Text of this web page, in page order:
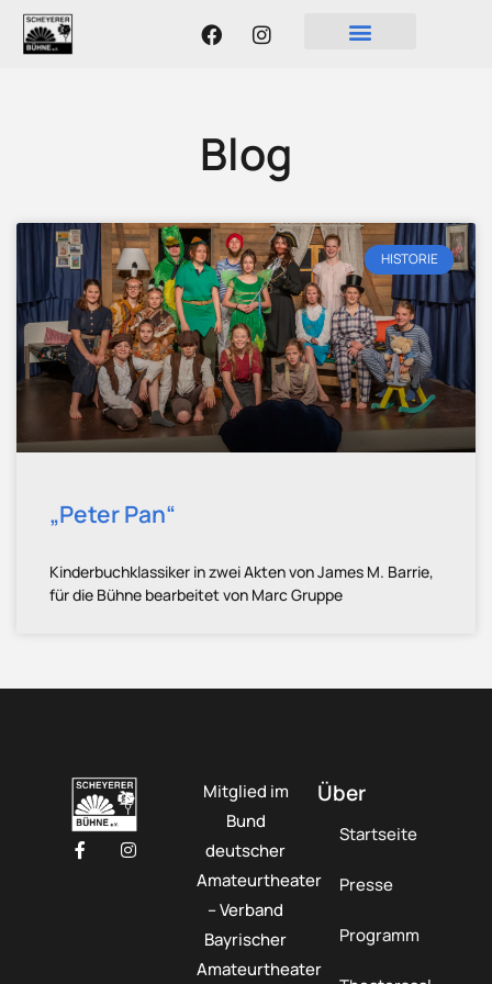
Blog
HISTORIE
„Peter Pan“
Kinderbuchklassiker in zwei Akten von James M. Barrie,
für die Bühne bearbeitet von Marc Gruppe
Mitglied im
Bund
deutscher
Amateurtheater
– Verband
Bayrischer
Amateurtheater
Über
Startseite
Presse
Programm